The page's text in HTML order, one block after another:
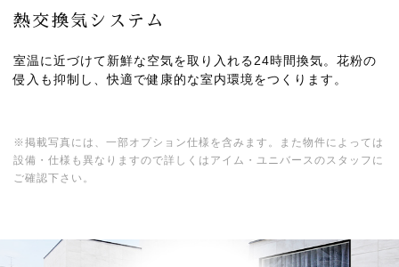
熱交換気システム
室温に近づけて新鮮な空気を取り入れる24時間換気。花粉の
侵入も抑制し、快適で健康的な室内環境をつくります。
※掲載写真には、一部オプション仕様を含みます。また物件によっては
設備・仕様も異なりますので詳しくはアイム・ユニバースのスタッフに
ご確認下さい。